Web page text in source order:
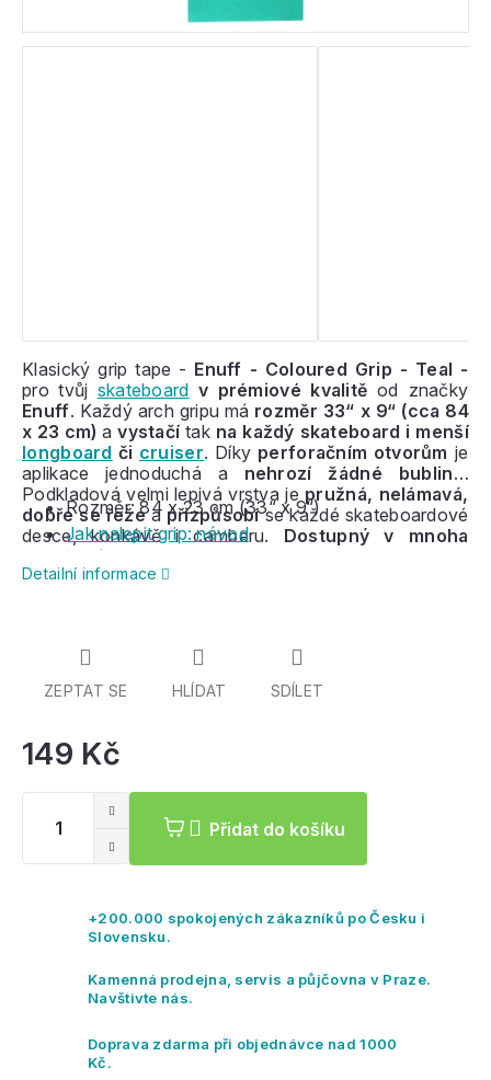
149 Kč
Přidat do košíku
Klasický grip tape - Enuff - Coloured Grip - Teal -
pro tvůj skateboard v prémiové kvalitě od značky
Enuff. Každý arch gripu má rozměr 33“ x 9“ (cca 84
x 23 cm) avystačí tak na každý skateboard i menší
longboard či cruiser. Díky perforačním otvorům je
aplikace jednoduchá a nehrozí žádné bubliny.
Podkladová velmi lepivá vrstva je pružná, nelámavá,
dobře se řežea přizpůsobíse každé skateboardové
desce, konkávě i camberu. Dostupný v mnoha
barvách i vzorech
Rozměr: 84 x 23 cm (33“ x 9“)
Jak nalepit grip: návod
Detailní informace
ZEPTAT SE HLÍDAT SDÍLET
+200.000 spokojených zákazníků po Česku i
Slovensku.
Kamenná prodejna, servis a půjčovna v Praze.
Navštivte nás.
Doprava zdarma při objednávce nad 1000
Kč.